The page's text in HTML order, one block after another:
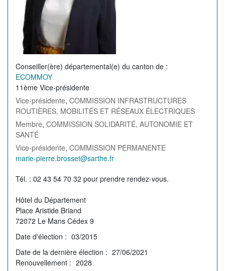
Conseiller(ère) départemental(e) du canton de
ECOMMOY
11ème Vice-présidente
Vice-présidente, COMMISSION INFRASTRUCTURES
ROUTIÈRES, MOBILITÉS ET RÉSEAUX ÉLECTRIQUES
Membre, COMMISSION SOLIDARITÉ, AUTONOMIE ET
SANTÉ
Vice-présidente, COMMISSION PERMANENTE
Courriel
l'élu(e)
marie-pierre.brosset@sarthe.fr
Permanence
Tél. : 02 43 54 70 32 pour prendre rendez-vous.
Hôtel du Département
Place Aristide Briand
72072 Le Mans Cédex 9
Date d'élection
03/2015
Date de la dernière élection
27/06/2021
Renouvellement
2028